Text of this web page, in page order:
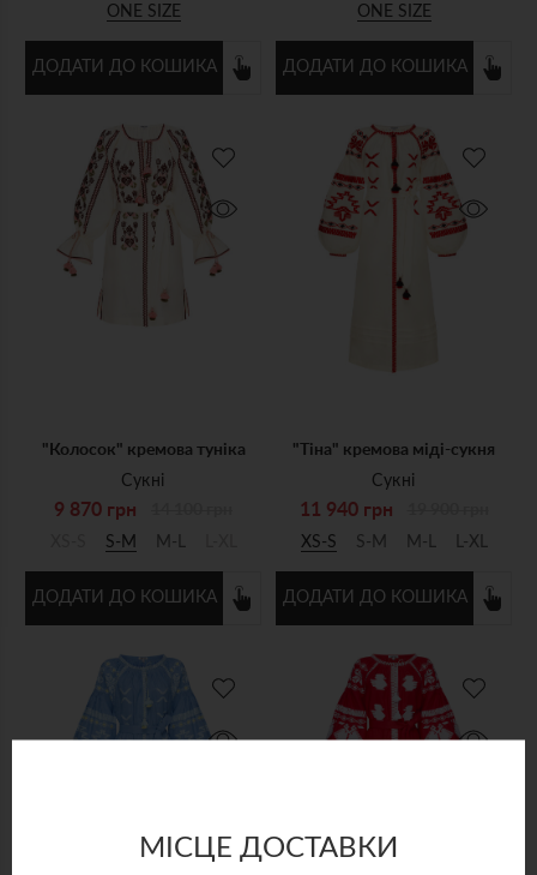
ONE SIZE
ДОДАТИ ДО КОШИКА
ONE SIZE
ДОДАТИ ДО КОШИКА
"Колосок" кремова туніка
Сукні
9 870 грн
S-M M-L
ДОДАТИ ДО КОШИКА
"Тіна" кремова міді-сукня
Сукні
11 940 грн
XS-S
S-M M-L L-XL
ДОДАТИ ДО КОШИКА
МІСЦЕ ДОСТАВКИ